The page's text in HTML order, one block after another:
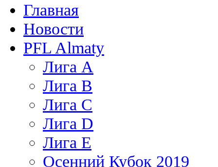
Главная
Новости
PFL Almaty
Лига A
Лига В
Лига С
Лига D
Лига Е
Осенний Кубок 2019